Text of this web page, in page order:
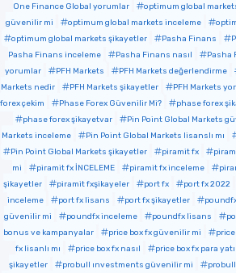
One Finance Global yorumlar
optimum global
güvenilir mi
optimum global markets inceleme
optimum global markets şikayetler
Pasha Finans
Pasha Finans inceleme
Pasha Finans nasıl Pasha
yorumlar
PFH Markets PFH Markets değerlendirme
Markets nedir
PFH Markets şikayetler PFH Markets
forex çekim
Phase Forex Güvenilir Mi? phase forex
phase forex şikayetvar
Pin Point Global Markets
Markets inceleme
Pin Point Global Markets lisanslı mı
Pin Point Global Markets şikayetler
piramit fx
mi
piramit fx İNCELEME piramit fx inceleme
şikayetler
piramit fxşikayeler port fx port fx 2022
inceleme
port fx lisans port fx şikayetler
güvenilir mi
poundfx inceleme poundfx lisans
bonus ve kampanyalar
price box fx güvenilir mi
fx lisanlı mı
price box fx nasıl price box fx para
şikayetler
probull ınvestments güvenilir mi probull